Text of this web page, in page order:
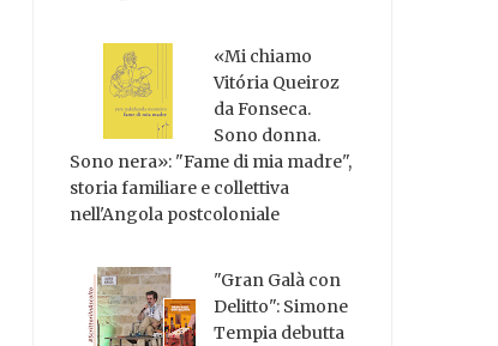
«Mi chiamo
Vitória Queiroz
da Fonseca.
Sono donna.
Sono nera»: "Fame di mia madre",
storia familiare e collettiva
nell'Angola postcoloniale
"Gran Galà con
Delitto": Simone
Tempia debutta